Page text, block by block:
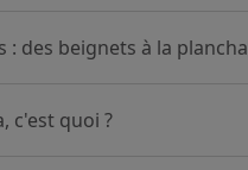
: des beignets à la plancha
c'est quoi ?